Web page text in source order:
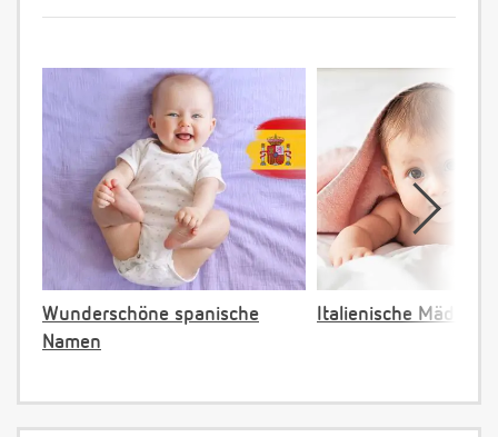
Wunderschöne spanische
Namen
Italienische